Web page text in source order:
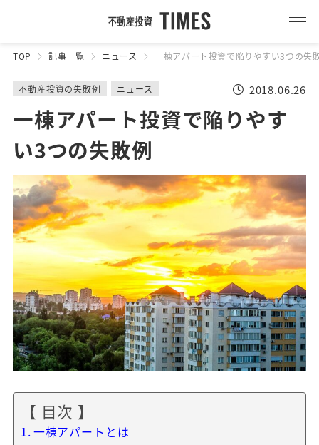
TOP 記事一覧 ニュース 一棟アパート投資で陥りやすい3つの失
不動産投資の失敗例 ニュース 2018.06.26
一棟アパート投資で陥りやす
い3つの失敗例
【 目次 】
一棟アパートとは